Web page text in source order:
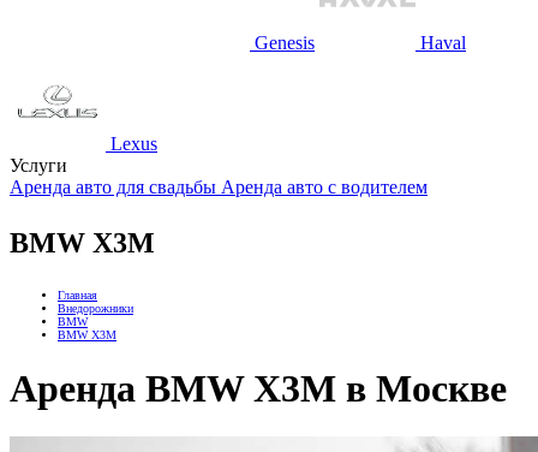
Genesis Haval
Lexus
Услуги
Аренда авто для свадьбы Аренда авто с водителем
BMW X3M
Главная
Внедорожники
BMW
BMW X3M
Аренда BMW X3M в Москве